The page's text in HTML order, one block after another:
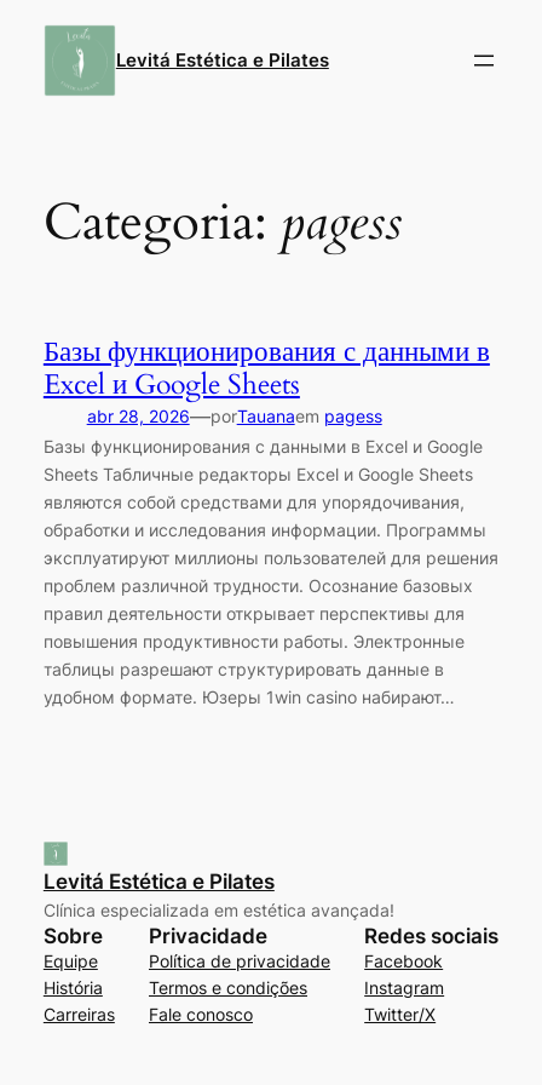
Levitá Estética e Pilates
Categoria: pagess
Базы функционирования с данными в
Excel и Google Sheets
abr 28, 2026—porTauanaem pagess
Базы функционирования с данными в Excel и Google
Sheets Табличные редакторы Excel и Google Sheets
являются собой средствами для упорядочивания,
обработки и исследования информации. Программы
эксплуатируют миллионы пользователей для решения
проблем различной трудности. Осознание базовых
правил деятельности открывает перспективы для
повышения продуктивности работы. Электронные
таблицы разрешают структурировать данные в
удобном формате. Юзеры 1win casino набирают…
Levitá Estética e Pilates
Clínica especializada em estética avançada!
Sobre
Equipe
História
Carreiras
Privacidade
Política de privacidade
Termos e condições
Fale conosco
Redes sociais
Facebook
Instagram
Twitter/X